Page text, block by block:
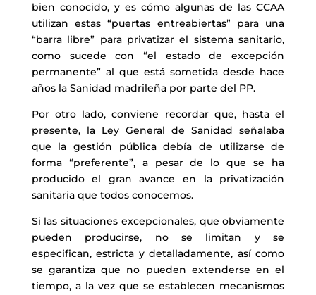
bien conocido, y es cómo algunas de las CCAA
utilizan estas “puertas entreabiertas” para una
“barra libre” para privatizar el sistema sanitario,
como sucede con “el estado de excepción
permanente” al que está sometida desde hace
años la Sanidad madrileña por parte del PP.
Por otro lado, conviene recordar que, hasta el
presente, la Ley General de Sanidad señalaba
que la gestión pública debía de utilizarse de
forma “preferente”, a pesar de lo que se ha
producido el gran avance en la privatización
sanitaria que todos conocemos.
Si las situaciones excepcionales, que obviamente
pueden producirse, no se limitan y se
especifican, estricta y detalladamente, así como
se garantiza que no pueden extenderse en el
tiempo, a la vez que se establecen mecanismos